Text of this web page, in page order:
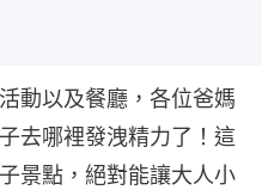
動以及餐廳，各位爸媽
去哪裡發洩精力了！這
景點，絕對能讓大人小